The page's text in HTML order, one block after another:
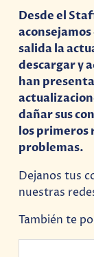
Desde el
salida la
descargar y
han
dañar sus
los primeros
problemas.
Dejanos tus
nuestras
También te